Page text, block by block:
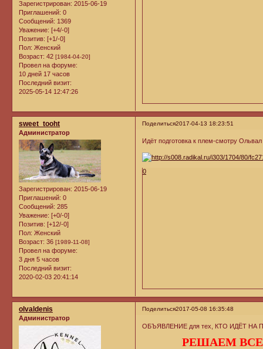
Зарегистрирован: 2015-06-19
Приглашений: 0
Сообщений: 1369
Уважение: [+4/-0]
Позитив: [+1/-0]
Пол: Женский
Возраст: 42 [1984-04-20]
Провел на форуме:
10 дней 17 часов
Последний визит:
2025-05-14 12:47:26
Поделиться2017-04-13 18:23:51
sweet_tooht
Администратор
Зарегистрирован: 2015-06-19
Приглашений: 0
Сообщений: 285
Уважение: [+0/-0]
Позитив: [+12/-0]
Пол: Женский
Возраст: 36 [1989-11-08]
Провел на форуме:
3 дня 5 часов
Последний визит:
2020-02-03 20:41:14
Идёт подготовка к плем-смотру
0
Поделиться2017-05-08 16:35:48
olvaldenis
Администратор
ОБЪЯВЛЕНИЕ для тех, КТО ИДЁТ
РЕШАЕМ